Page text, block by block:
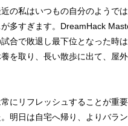
近の私はいつもの自分のようで
多すぎます。DreamHack
合で敗退し最下位となった時
を取り、長い散歩に出て、屋
にリフレッシュすることが重
明日は自宅へ帰り、よりバラ